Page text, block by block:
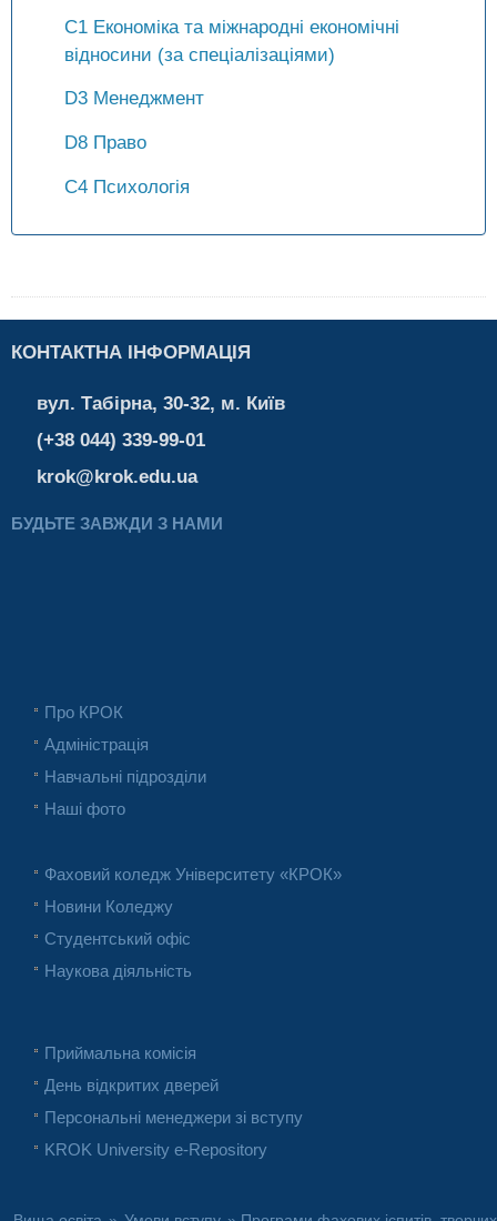
С1 Економіка та міжнародні економічні
відносини (за спеціалізаціями)
D3 Менеджмент
D8 Право
C4 Психологія
КОНТАКТНА ІНФОРМАЦІЯ
вул. Табірна, 30-32, м. Київ
(+38 044) 339-99-01
krok@krok.edu.ua
БУДЬТЕ ЗАВЖДИ З НАМИ
Про КРОК
Адміністрація
Навчальні підрозділи
Наші фото
Фаховий коледж Університету «КРОК»
Новини Коледжу
Студентський офіс
Наукова діяльність
Приймальна комісія
День відкритих дверей
Персональні менеджери зі вступу
KROK University e-Repository